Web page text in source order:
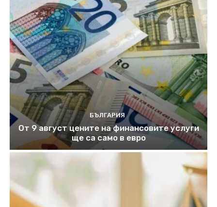
БЪЛГАРИЯ
От 9 август цените на финансовите услуги
ще са само в евро